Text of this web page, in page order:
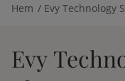
Hem Evy Technology
Evy